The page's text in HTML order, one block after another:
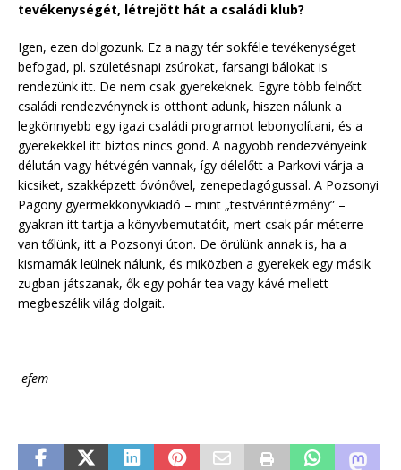
tevékenységét, létrejött hát a családi klub?
Igen, ezen dolgozunk. Ez a nagy tér sokféle tevékenységet
befogad, pl. születésnapi zsúrokat, farsangi bálokat is
rendezünk itt. De nem csak gyerekeknek. Egyre több felnőtt
családi rendezvénynek is otthont adunk, hiszen nálunk a
legkönnyebb egy igazi családi programot lebonyolítani, és a
gyerekekkel itt biztos nincs gond. A nagyobb rendezvényeink
délután vagy hétvégén vannak, így délelőtt a Parkovi várja a
kicsiket, szakképzett óvónővel, zenepedagógussal. A Pozsonyi
Pagony gyermekkönyvkiadó – mint „testvérintézmény” –
gyakran itt tartja a könyvbemutatóit, mert csak pár méterre
van tőlünk, itt a Pozsonyi úton. De örülünk annak is, ha a
kismamák leülnek nálunk, és miközben a gyerekek egy másik
zugban játszanak, ők egy pohár tea vagy kávé mellett
megbeszélik világ dolgait.
-efem-